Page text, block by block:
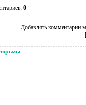
0
Добавлять комментарии